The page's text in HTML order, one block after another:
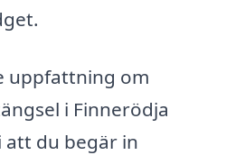
uppfattning om
i Finnerödja
du begär in